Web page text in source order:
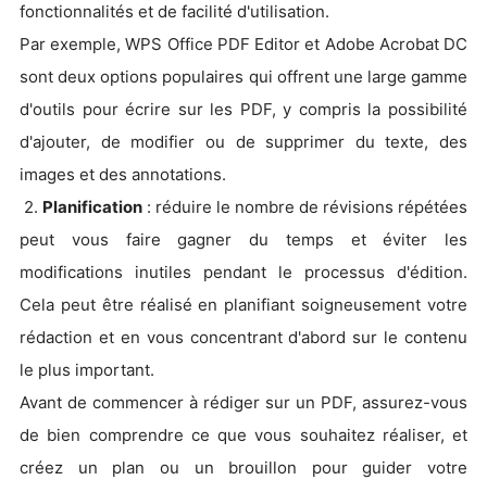
fonctionnalités et de facilité d'utilisation.
Par exemple, WPS Office PDF Editor et Adobe Acrobat DC
sont deux options populaires qui offrent une large gamme
d'outils pour écrire sur les PDF, y compris la possibilité
d'ajouter, de modifier ou de supprimer du texte, des
images et des annotations.
2. Planification : réduire le nombre de révisions répétées
peut vous faire gagner du temps et éviter les
modifications inutiles pendant le processus d'édition.
Cela peut être réalisé en planifiant soigneusement votre
rédaction et en vous concentrant d'abord sur le contenu
le plus important.
Avant de commencer à rédiger sur un PDF, assurez-vous
de bien comprendre ce que vous souhaitez réaliser, et
créez un plan ou un brouillon pour guider votre